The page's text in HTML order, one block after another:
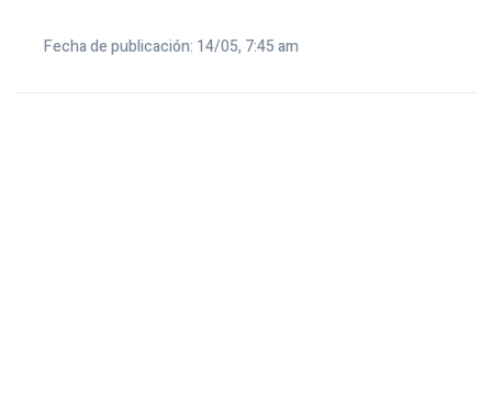
Fecha de publicación: 14/05, 7:45 am